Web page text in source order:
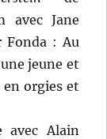
avec Jane
Fonda : Au
jeune et
orgies et
avec Alain